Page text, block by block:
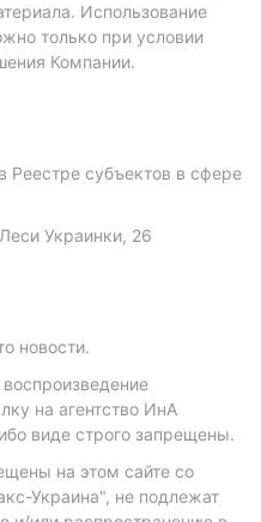
Использование
только при условии
Компании.
Реестре субъектов в сфере
Украинки, 26
новости.
на агентство ИнА
виде строго запрещены.
на этом сайте со
Украина", не подлежат